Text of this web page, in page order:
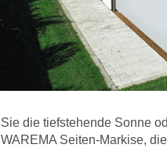
die tiefstehende Sonne
Seiten-Markise,